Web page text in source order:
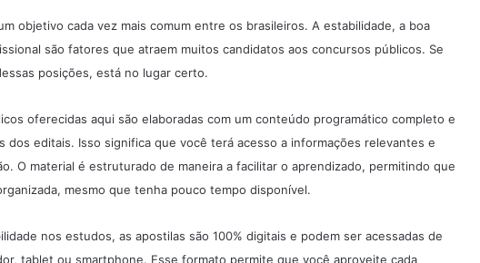
objetivo cada vez mais comum entre os brasileiros. A estabilidade, a boa
são fatores que atraem muitos candidatos aos concursos públicos. Se
posições, está no lugar certo.
oferecidas aqui são elaboradas com um conteúdo programático completo e
dos editais. Isso significa que você terá acesso a informações relevantes e
O material é estruturado de maneira a facilitar o aprendizado, permitindo que
mesmo que tenha pouco tempo disponível.
nos estudos, as apostilas são 100% digitais e podem ser acessadas de
tablet ou smartphone. Esse formato permite que você aproveite cada